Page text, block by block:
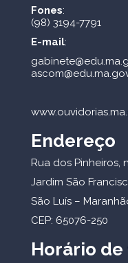
Fones:
(98) 3194-7791
E-mail:
Endereço
Rua dos Pinheiros,
Jardim São
São Luís –
CEP: 65076-250
Horário